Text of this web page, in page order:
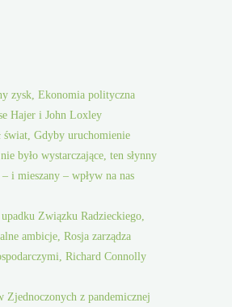
zysk, Ekonomia polityczna
Hajer i John Loxley
świat, Gdyby uruchomienie
było wystarczające, ten słynny
i mieszany – wpływ na nas
Związku Radzieckiego,
ambicje, Rosja zarządza
Richard Connolly
Zjednoczonych z pandemicznej